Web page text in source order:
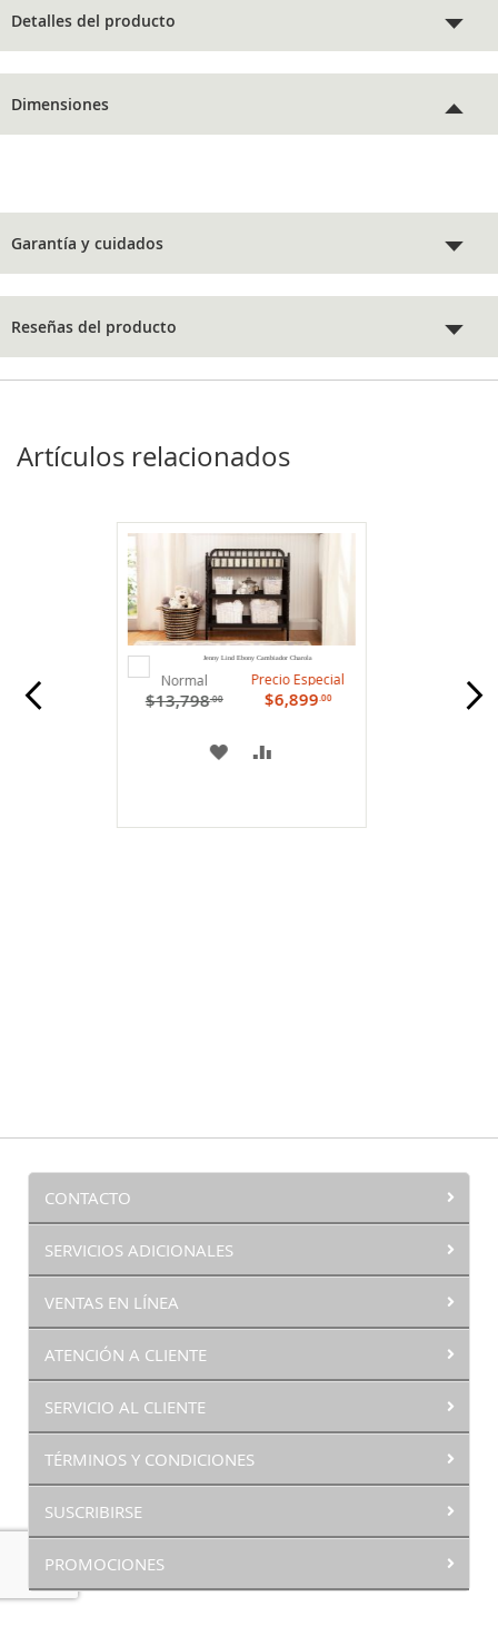
Detalles del producto
Dimensiones
Garantía y cuidados
Reseñas del producto
Artículos relacionados
Jenny Lind Ebony Cambiador Charola
Normal
$13,798.00
Precio Especial
$6,899 .00
carrito
LISTA
CONTACTO
SERVICIOS ADICIONALES
VENTAS EN LÍNEA
ATENCIÓN A CLIENTE
SERVICIO AL CLIENTE
TÉRMINOS Y CONDICIONES
SUSCRIBIRSE
PROMOCIONES